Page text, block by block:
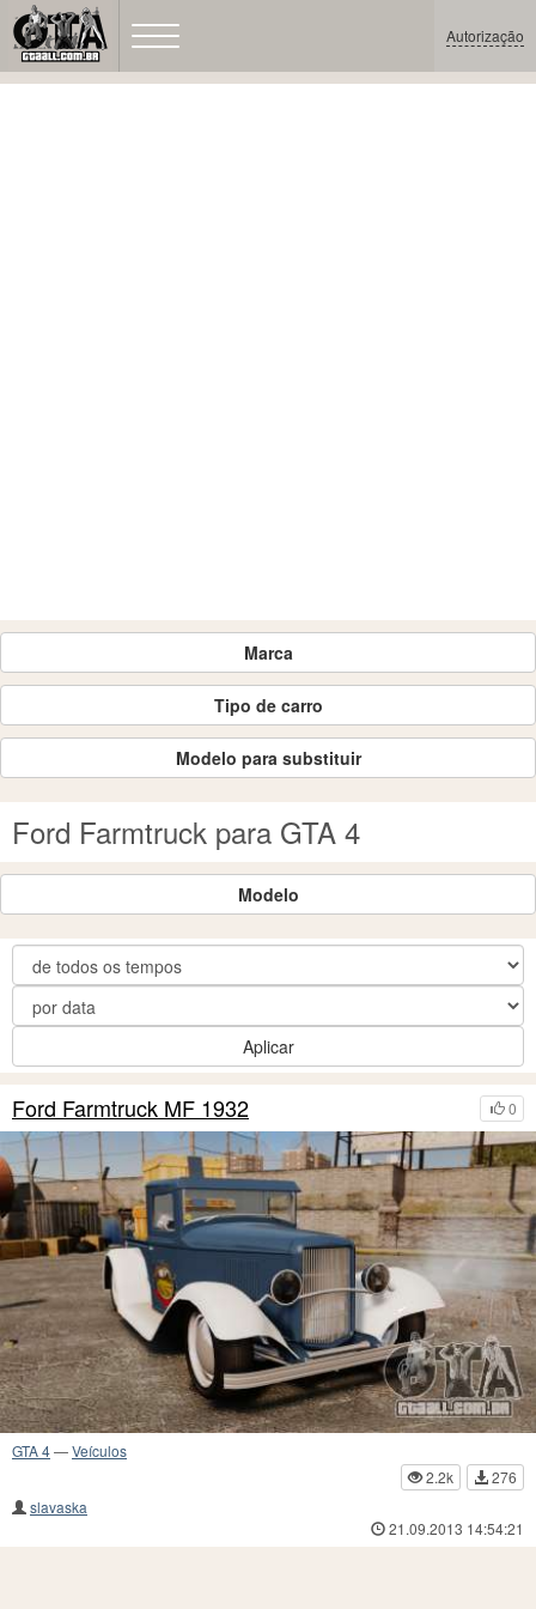
Autorização
Marca
Tipo de carro
Modelo para substituir
Ford Farmtruck para GTA 4
Modelo
Aplicar
0
Ford Farmtruck MF 1932
GTA 4—Veículos
2.2k
276
slavaska
21.09.2013 14:54:21